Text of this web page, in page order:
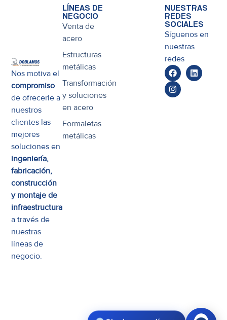
Nos motiva el
compromiso
de ofrecerle a
nuestros
clientes las
mejores
soluciones en
ingeniería,
fabricación,
construcción
y montaje de
infraestructura
a través de
nuestras
líneas de
negocio.
LÍNEAS DE
NEGOCIO
Venta de
acero
Estructuras
metálicas
Transformación
y soluciones
en acero
Formaletas
metálicas
NUESTRAS
REDES
SOCIALES
Síguenos en
nuestras
redes